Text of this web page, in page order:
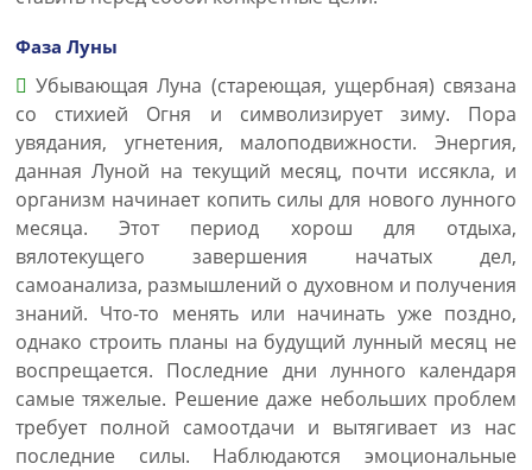
Фаза Луны
Убывающая Луна (стареющая, ущербная) связана
со стихией Огня и символизирует зиму. Пора
увядания, угнетения, малоподвижности. Энергия,
данная Луной на текущий месяц, почти иссякла, и
организм начинает копить силы для нового лунного
месяца. Этот период хорош для отдыха,
вялотекущего завершения начатых дел,
самоанализа, размышлений о духовном и получения
знаний. Что-то менять или начинать уже поздно,
однако строить планы на будущий лунный месяц не
воспрещается. Последние дни лунного календаря
самые тяжелые. Решение даже небольших проблем
требует полной самоотдачи и вытягивает из нас
последние силы. Наблюдаются эмоциональные